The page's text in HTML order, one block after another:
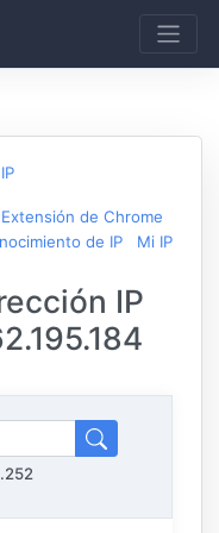
Extensión de Chrome
de IP
Mi IP
IP